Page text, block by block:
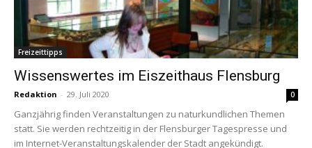
Freizeittipps
Wissenswertes im Eiszeithaus Flensburg
Redaktion - 29. Juli 2020 0
Ganzjährig finden Veranstaltungen zu naturkundlichen Themen
statt. Sie werden rechtzeitig in der Flensburger Tagespresse und
im Internet-Veranstaltungskalender der Stadt angekündigt.